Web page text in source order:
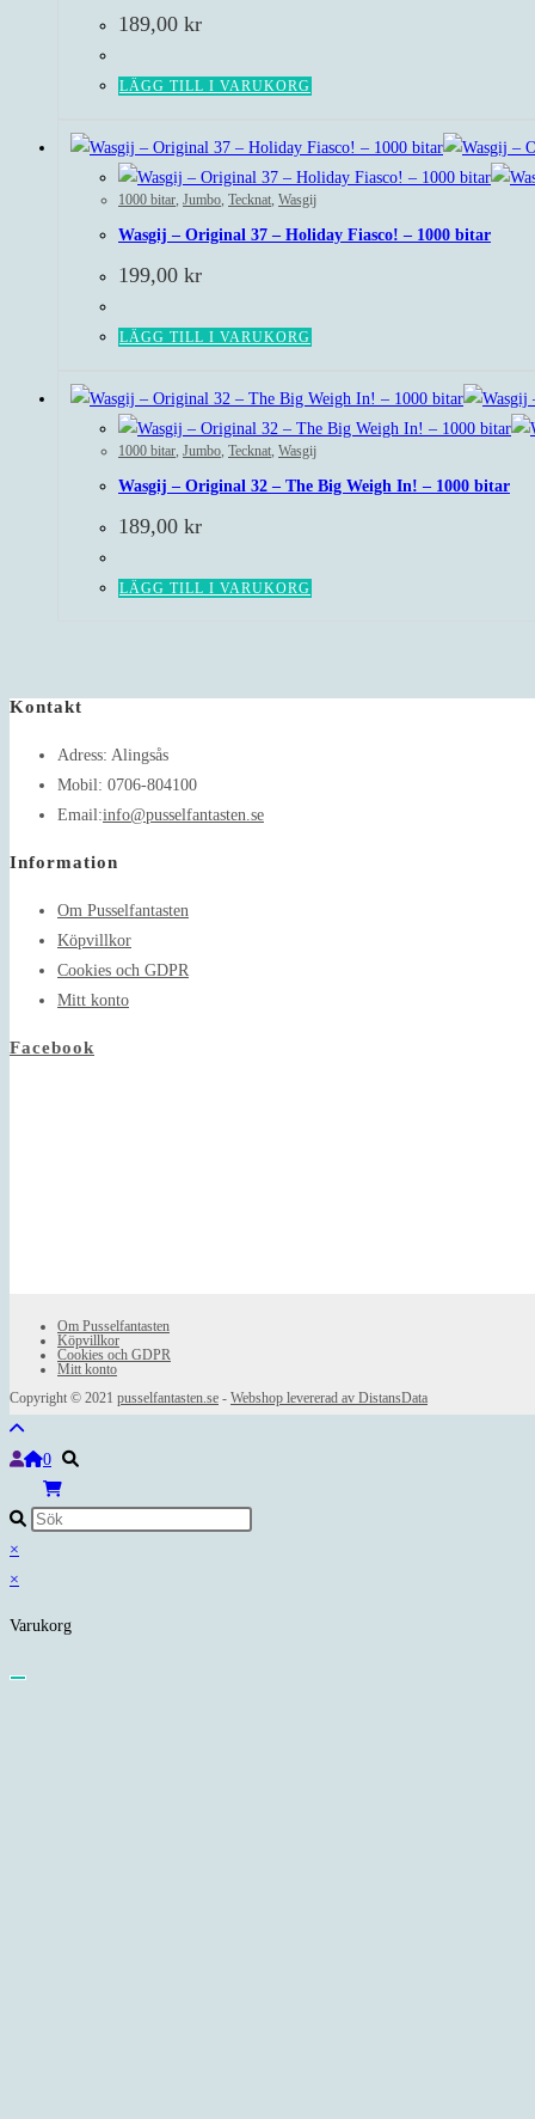
189,00 kr
LÄGG TILL I VARUKORG
1000 bitar Jumbo Tecknat Wasgij
Wasgij – Original 37 – Holiday Fiasco! – 1000 bitar
199,00 kr
LÄGG TILL I VARUKORG
1000 bitar Jumbo Tecknat Wasgij
Wasgij – Original 32 – The Big Weigh In! – 1000 bitar
189,00 kr
LÄGG TILL I VARUKORG
Kontakt
Adress: Alingsås
Mobil: 0706-804100
Email:info@pusselfantasten.seOpens
Information
Om Pusselfantasten
Köpvillkor
Cookies och GDPR
Mitt konto
Facebook
Om Pusselfantasten
Köpvillkor
Cookies och GDPR
Mitt konto
Copyright © 2021 pusselfantasten.se - Webshop levererad av DistansData
0
×
×
Varukorg